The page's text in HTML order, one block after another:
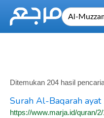
Ditemukan 204 hasil
Surah Al-Baqarah ayat
https://www.marja.id/quran/